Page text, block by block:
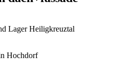
Lager Heiligkreuztal
Hochdorf